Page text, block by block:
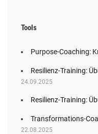
Tools
Purpose-Coaching:
Resilienz-Training:
24.09.2025
Resilienz-Training:
Transformations-
22.08.2025